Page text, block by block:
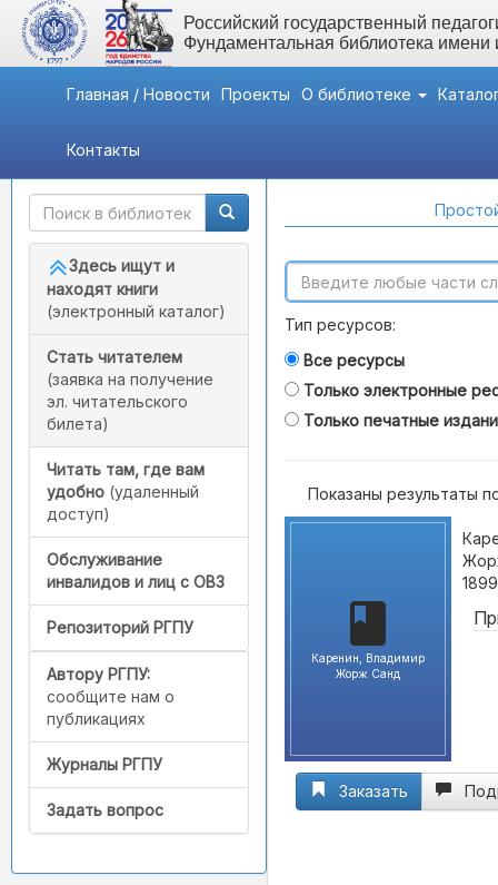
Российский государственный
Фундаментальная библиотека
Главная / Новости Проекты О библиотеке
Контакты
Быстрый доступ
Здесь ищут и
находят книги
(электронный каталог)
Стать читателем
(заявка на получение
эл. читательского
билета)
Читать там, где вам
удобно (удаленный
доступ)
Обслуживание
инвалидов и лиц с ОВЗ
Репозиторий РГПУ
Автору РГПУ:
сообщите нам о
публикациях
Журналы РГПУ
Задать вопрос
Тип ресурсов:
Все ресурсы
Только электронные
Только печатные
Показаны результаты
Каренин, Владимир
Жорж Санд
Заказать